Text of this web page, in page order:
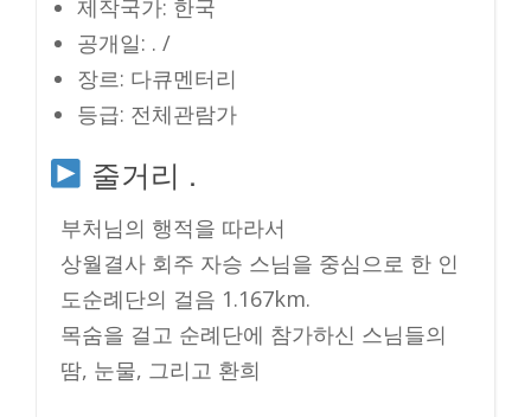
제작국가: 한국
공개일: . /
장르: 다큐멘터리
등급: 전체관람가
줄거리 .
부처님의 행적을 따라서
상월결사 회주 자승 스님을 중심으로 한 인
도순례단의 걸음 1.167km.
목숨을 걸고 순례단에 참가하신 스님들의
땀, 눈물, 그리고 환희